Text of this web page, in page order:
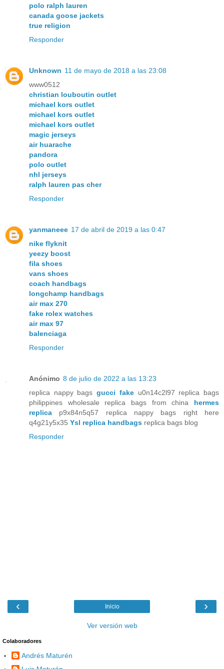
polo ralph lauren
canada goose jackets
true religion
Responder
Unknown 11 de mayo de 2018 a las 23:08
www0512
christian louboutin outlet
michael kors outlet
michael kors outlet
michael kors outlet
magic jerseys
air huarache
pandora
polo outlet
nhl jerseys
ralph lauren pas cher
Responder
yanmaneee 17 de abril de 2019 a las 0:47
nike flyknit
yeezy boost
fila shoes
vans shoes
coach handbags
longchamp handbags
air max 270
fake rolex watches
air max 97
balenciaga
Responder
Anónimo 8 de julio de 2022 a las 13:23
replica nappy bagsgucci fakeu0n14c2l97 replica bags
philippines wholesale replica bags from china hermes
replica p9x84n5q57 replica nappy bags right here
q4g21y5x35 Ysl replica handbags replica bags blog
Responder
‹ ›
Inicio
Ver versión web
Colaboradores
Andrés Maturén